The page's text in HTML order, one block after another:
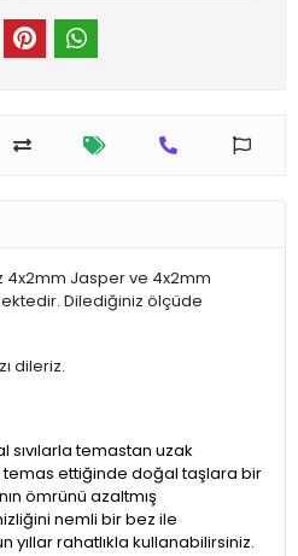
4x2mm Jasper ve 4x2mm
Dilediğiniz ölçüde
dileriz.
sıvılarla temastan uzak
temas ettiğinde doğal taşlara bir
ömrünü azaltmış
nemli bir bez ile
yıllar rahatlıkla kullanabilirsiniz.